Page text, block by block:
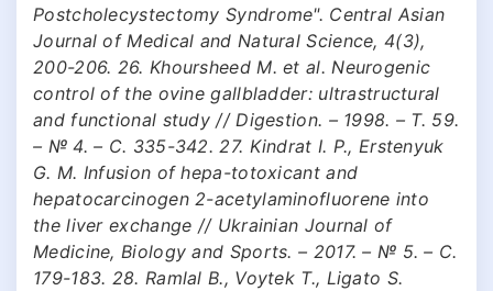
Postcholecystectomy Syndrome". Central Asian
Journal of Medical and Natural Science, 4(3),
200-206. 26. Khoursheed M. et al. Neurogenic
control of the ovine gallbladder: ultrastructural
and functional study // Digestion. – 1998. – Т. 59.
– № 4. – С. 335-342. 27. Kindrat I. P., Erstenyuk
G. M. Infusion of hepa-totoxicant and
hepatocarcinogen 2-acetylaminofluorene into
the liver exchange // Ukrainian Journal of
Medicine, Biology and Sports. – 2017. – № 5. – С.
179-183. 28. Ramlal B., Voytek T., Ligato S.